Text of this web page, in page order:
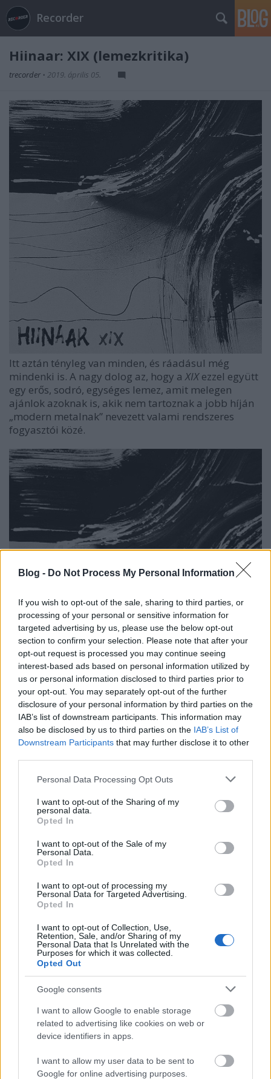
Blog - Do Not Process My Personal Information
If you wish to opt-out of the sale, sharing to third parties, or
processing of your personal or sensitive information for
targeted advertising by us, please use the below opt-out
section to confirm your selection. Please note that after your
opt-out request is processed you may continue seeing
interest-based ads based on personal information utilized by
us or personal information disclosed to third parties prior to
your opt-out. You may separately opt-out of the further
disclosure of your personal information by third parties on the
IAB’s list of downstream participants. This information may
also be disclosed by us to third parties on the IAB’s List of
Downstream Participants that may further disclose it to other
Please note that this website/app uses one or more Google
not limited to your visit or usage behaviour. You may click to
grant or deny consent to Google and its third-party tags to
use your data for below specified purposes in below Google
consent section.
Personal Data Processing Opt Outs
I want to opt-out of the Sharing of my
personal data.
Opted In
I want to opt-out of the Sale of my
Personal Data.
Opted In
I want to opt-out of processing my
Personal Data for Targeted Advertising.
Opted In
I want to opt-out of Collection, Use,
Retention, Sale, and/or Sharing of my
Personal Data that Is Unrelated with the
Purposes for which it was collected.
Opted Out
Google consents
I want to allow Google to enable storage
related to advertising like cookies on web or
device identifiers in apps.
I want to allow my user data to be sent to
Google for online advertising purposes.
Recorder
Hiinaar: XIX (lemezkritika)
trecorder • 2019. április 05.
Itt aztán tényleg van minden, és ráadásul még
mindenki is. A nagy dolog az, hogy aXIXezzel együtt
egy erős, sodró, egységes lemez, amit melegen
ajánlok azoknak is, akik nem tartoznak a jobb híján
„modern metalnak” nevezett valami rendszeres
fogyasztói közé.
Előadó:Hiinaar
Cím:XIX
Kiadó:magánkiadás
Megjelenés:2019
Kulcsdal:Lassan a világ
HiinaarVeres Gáborprojektje, aki aWatch My
Dyingénekese-szövegírója, itt azonban szerző, és
több hangszeren játszik. Van továbbá rengeteg
vendége: énekesek, gitárosok, kavalosok, furulyások,
harsonások aSear Blissből,
ből,
stb. A zenében van groove-os és lassan felőrlő,
matekosan ritmizált zúzás, nagyívű rock, folk rock,